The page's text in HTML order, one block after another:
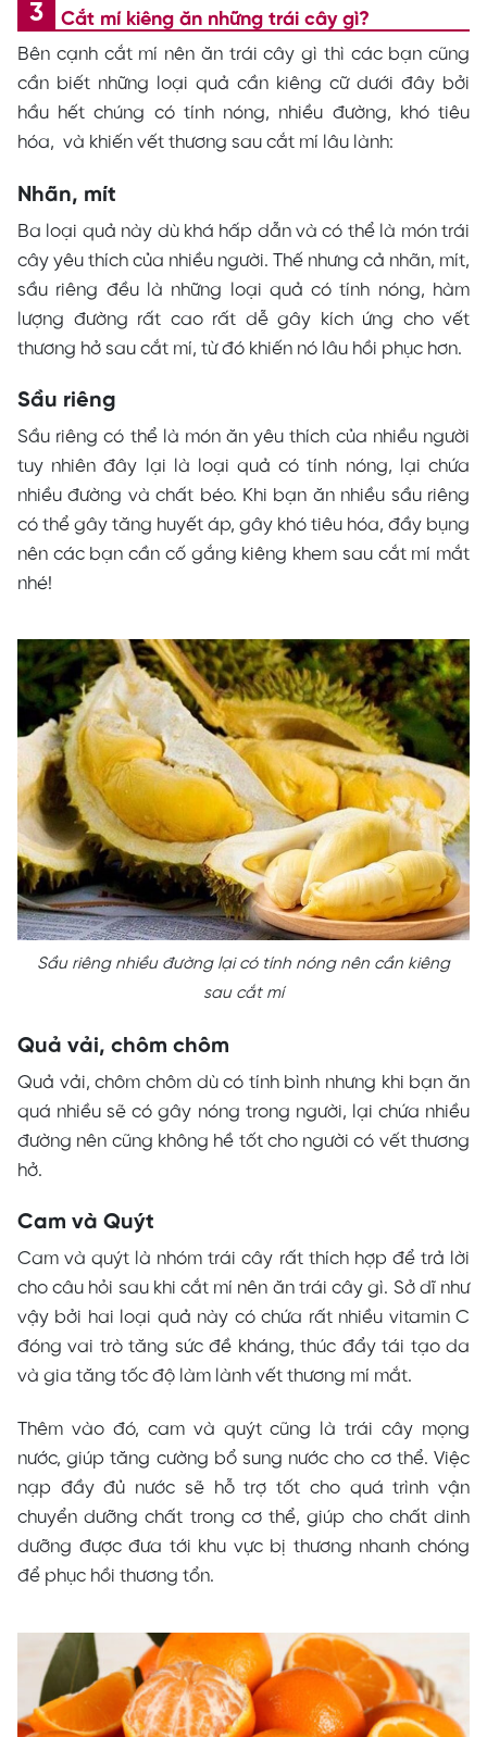
Cắt mí kiêng ăn những trái cây gì?
Bên cạnh cắt mí nên ăn trái cây gì thì các bạn cũng
cần biết những loại quả cần kiêng cữ dưới đây bởi
hầu hết chúng có tính nóng, nhiều đường, khó tiêu
hóa, và khiến vết thương sau cắt mí lâu lành:
Nhãn, mít
Ba loại quả này dù khá hấp dẫn và có thể là món trái
cây yêu thích của nhiều người. Thế nhưng cả nhãn, mít,
sầu riêng đều là những loại quả có tính nóng, hàm
lượng đường rất cao rất dễ gây kích ứng cho vết
thương hở sau cắt mí, từ đó khiến nó lâu hồi phục hơn.
Sầu riêng
Sầu riêng có thể là món ăn yêu thích của nhiều người
tuy nhiên đây lại là loại quả có tính nóng, lại chứa
nhiều đường và chất béo. Khi bạn ăn nhiều sầu riêng
có thể gây tăng huyết áp, gây khó tiêu hóa, đầy bụng
nên các bạn cần cố gắng kiêng khem sau cắt mí mắt
nhé!
Sầu riêng nhiều đường lại có tính nóng nên cần kiêng
sau cắt mí
Quả vải, chôm chôm
Quả vải, chôm chôm dù có tính bình nhưng khi bạn ăn
quá nhiều sẽ có gây nóng trong người, lại chứa nhiều
đường nên cũng không hề tốt cho người có vết thương
hở.
Cam và Quýt
Cam và quýt là nhóm trái cây rất thích hợp để trả lời
cho câu hỏi sau khi cắt mí nên ăn trái cây gì. Sở dĩ như
vậy bởi hai loại quả này có chứa rất nhiều vitamin C
đóng vai trò tăng sức đề kháng, thúc đẩy tái tạo da
và gia tăng tốc độ làm lành vết thương mí mắt.
Thêm vào đó, cam và quýt cũng là trái cây mọng
nước, giúp tăng cường bổ sung nước cho cơ thể. Việc
nạp đầy đủ nước sẽ hỗ trợ tốt cho quá trình vận
chuyển dưỡng chất trong cơ thể, giúp cho chất dinh
dưỡng được đưa tới khu vực bị thương nhanh chóng
để phục hồi thương tổn.